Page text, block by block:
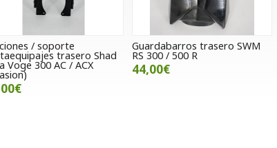
/ soporte
trasero Shad
Voge 300 AC / ACX
Guardabarros trasero SWM
RS 300 / 500 R
44,00€